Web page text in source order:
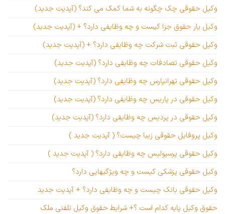
وکیل حقوقی چک چگونه به شما کمک می کند؟ (آپدیت جدید)
وکیل یار حقوق جزا کیست و چه وظایفی دارد؟ + (آپدیت جدید)
وکیل حقوقی ثبت شرکت چه وظایفی دارد؟ + (آپدیت جدید)
وکیل حقوقی تصادفات چه وظایفی دارد؟ (آپدیت جدید)
وکیل حقوقی تهرانپارس چه وظایفی دارد؟ (آپدیت جدید)
وکیل حقوقی در پاریس چه وظایفی دارد؟ (آپدیت جدید)
وکیل حقوقی در پردیس چه وظایفی دارد؟ (آپدیت جدید)
وکیل پروفایل حقوقی زیبا چیست؟ ( آپدیت جدید )
وکیل حقوقی پرسپولیس چه وظایفی دارد؟ ( آپدیت جدید )
وکیل حقوقی پزشکی کیست و چه ویژگیهایی دارد؟
وکیل حقوقی بانک چیست و چه وظایفی دارد؟ + آپدیت جدید
حقوق وکیل پایه کدام است ؟+ شرایط حقوق وکیل تلفنی ملک